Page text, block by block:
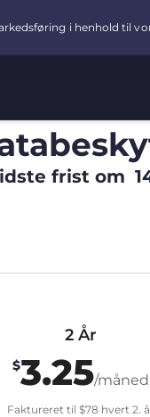
frist om
2 År
$3.25/måned
Faktureret til $78 hvert 2.